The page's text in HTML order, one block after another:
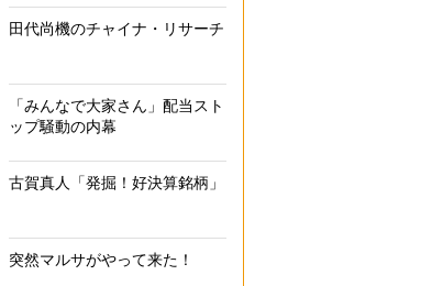
敷地内に茶室もあるという
田代尚機のチャイナ・リサーチ
「みんなで大家さん」配当スト
ップ騒動の内幕
古賀真人「発掘！好決算銘柄」
突然マルサがやって来た！